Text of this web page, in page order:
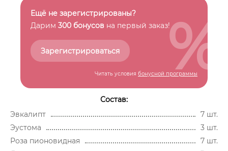
Ещё не зарегистрированы?
Дарим 300 бонусов на первый заказ!
Зарегистрироваться
Читать условия бонусной программы
%
Состав:
Эвкалипт
7 шт.
Эустома
3 шт.
Роза пионовидная
7 шт.